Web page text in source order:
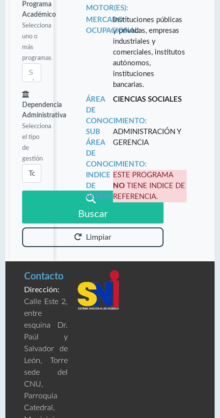
Programa
Académico
Selecciona
uno o
más
programas
Dependencia
Administrativa
Selecciona
el tipo
de
gestión
Buscar
Limpiar
MOTOR(ES):
MERCADO
OCUPACIONAL:
Instituciones públicas
y privadas, empresas
industriales y
comerciales, institutos
autónomos,
instituciones
bancarias.
ÁREA
DE
CONOCIMIENTO:
CIENCIAS SOCIALES
SUB
ÁREA
DE
CONOCIMIENTO:
ADMINISTRACIÓN Y
GERENCIA
INDICE
DE
REFERENCIA:
ESTE PROGRAMA
NO TIENE INDICE DE
REFERENCIA.
Contacto
Dirección:
Calle Este 2,
entre
esquina Dr.
Paúl y
Salvador de
León, Torre
sede del
CNU,
Parroquia
Catedral,